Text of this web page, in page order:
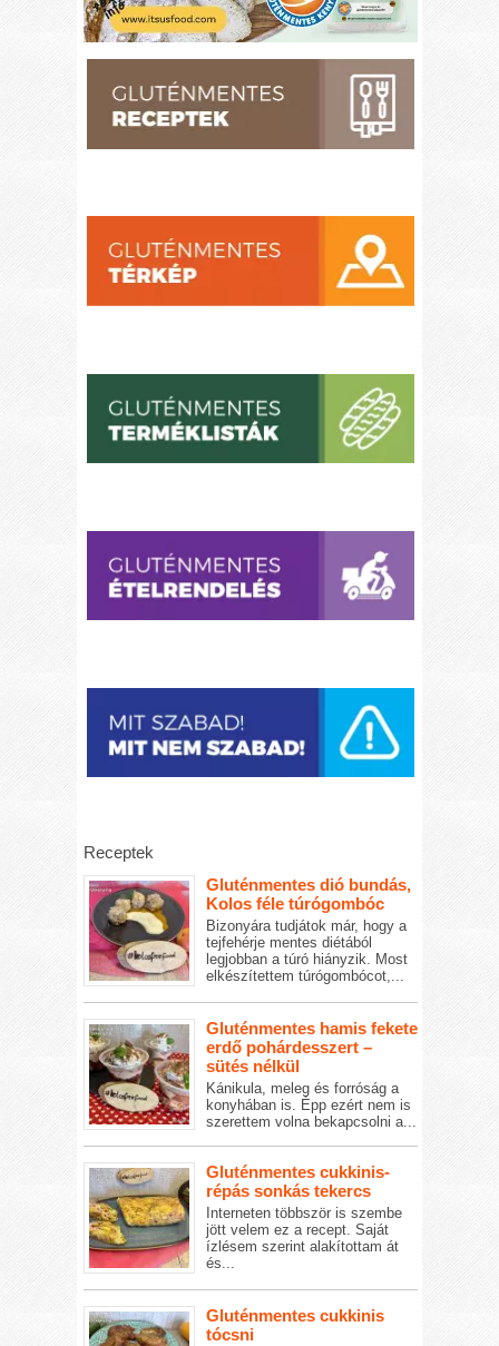
Receptek
Gluténmentes dió bundás,
Kolos féle túrógombóc
Bizonyára tudjátok már, hogy a
tejfehérje mentes diétából
legjobban a túró hiányzik. Most
elkészítettem túrógombócot,...
Gluténmentes hamis fekete
erdő pohárdesszert –
sütés nélkül
Kánikula, meleg és forróság a
konyhában is. Épp ezért nem is
szerettem volna bekapcsolni a...
Gluténmentes cukkinis-
répás sonkás tekercs
Interneten többször is szembe
jött velem ez a recept. Saját
ízlésem szerint alakítottam át
és...
Gluténmentes cukkinis
tócsni